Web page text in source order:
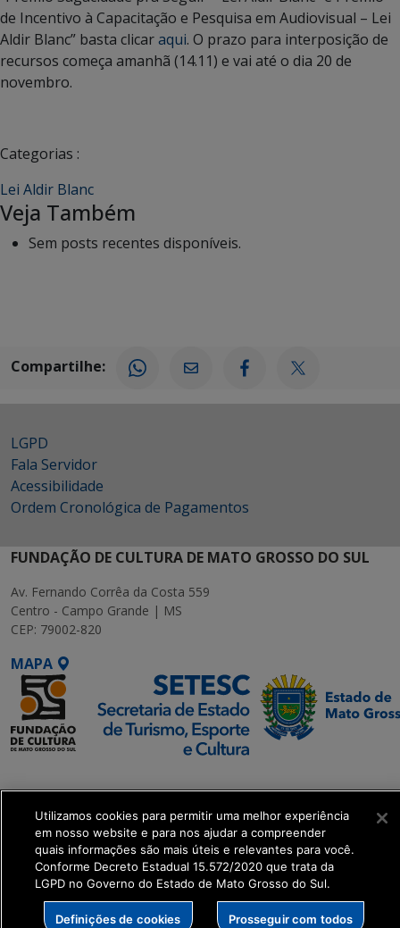
de Incentivo à Capacitação e Pesquisa em Audiovisual – Lei
Aldir Blanc” basta clicaraqui. O prazo para interposição de
recursos começa amanhã (14.11) e vai até o dia 20 de
novembro.
Categorias :
Lei Aldir Blanc
Veja Também
Sem posts recentes disponíveis.
Compartilhe:
LGPD
Fala Servidor
Acessibilidade
Ordem Cronológica de Pagamentos
FUNDAÇÃO DE CULTURA DE MATO GROSSO DO SUL
Av. Fernando Corrêa da Costa 559
Centro - Campo Grande | MS
CEP: 79002-820
MAPA
Transformação Digital
get_footer();
Utilizamos cookies para permitir uma melhor experiência
em nosso website e para nos ajudar a compreender
quais informações são mais úteis e relevantes para você.
Conforme Decreto Estadual 15.572/2020 que trata da
LGPD no Governo do Estado de Mato Grosso do Sul.
Definições de cookies Prosseguir com todos